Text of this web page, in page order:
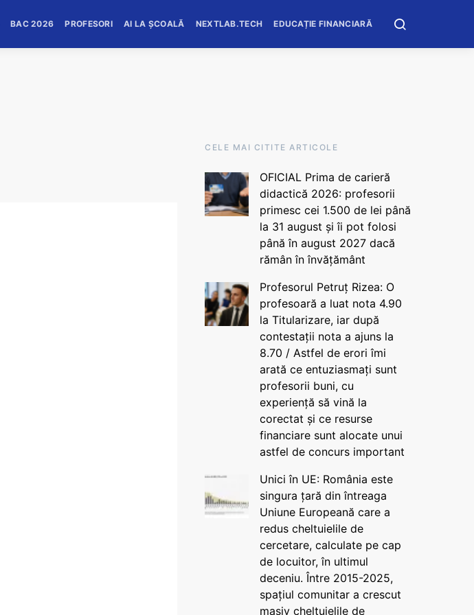
BAC 2026 PROFESORI AI LA ȘCOALĂ NEXTLAB.TECH EDUCAȚIE FINANCIARĂ
CELE MAI CITITE ARTICOLE
OFICIAL Prima de carieră
didactică 2026: profesorii
primesc cei 1.500 de lei până
la 31 august și îi pot folosi
până în august 2027 dacă
rămân în învățământ
Profesorul Petruț Rizea: O
profesoară a luat nota 4.90
la Titularizare, iar după
contestații nota a ajuns la
8.70 / Astfel de erori îmi
arată ce entuziasmați sunt
profesorii buni, cu
experiență să vină la
corectat și ce resurse
financiare sunt alocate unui
astfel de concurs important
Unici în UE: România este
singura țară din întreaga
Uniune Europeană care a
redus cheltuielile de
cercetare, calculate pe cap
de locuitor, în ultimul
deceniu. Între 2015-2025,
spațiul comunitar a crescut
masiv cheltuielile de